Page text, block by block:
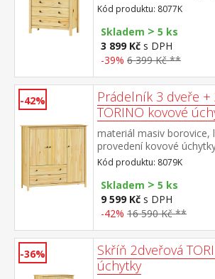
provedení černěná mosaz
kovovými pojezdy
Kód produktu: 8077K
Skladem > 5 ks
3 899 Kč s DPH
-39% 6 399 Kč **
-42%
Prádelník 3 dveře +
TORINO kovové
materiál masiv borovice,
provedení kovové
provedení černěná
zásuvky s kovovými
Kód produktu: 8079K
Skladem > 5 ks
9 599 Kč s DPH
-42% 16 590 Kč **
-36%
Skříň 2dveřová
úchytky